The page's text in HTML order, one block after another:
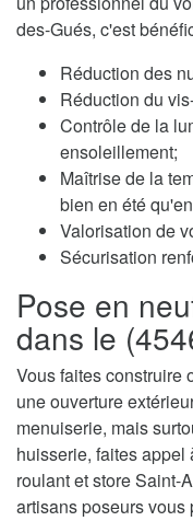
des-Gués, c'est
Réduction des
Réduction du
Contrôle de la
ensoleillement;
Maîtrise de la
bien en été
Valorisation de
Sécurisation
Pose en
dans le
Vous faites construire
une ouverture
menuiserie, mais
huisserie, faites
roulant et store Saint-
artisans poseurs vous